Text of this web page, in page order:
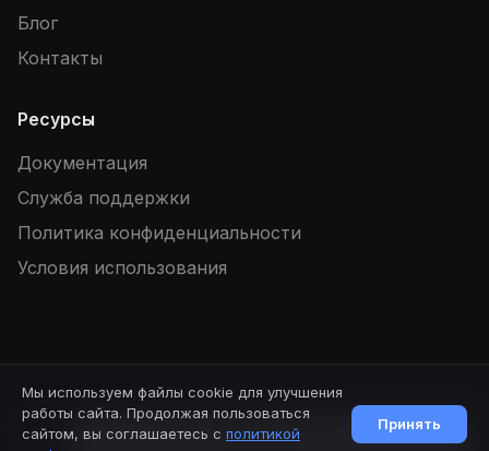
Мы используем файлы cookie для улучшения
работы сайта. Продолжая пользоваться
сайтом, вы соглашаетесь с политикой
Принять
Начать чат
Блог
Контакты
Ресурсы
Документация
Служба поддержки
Политика конфиденциальности
Условия использования
© 2026 SpellBook. Все права защищены. Версия: 1.88.2
Публичная оферта Партнерский договор